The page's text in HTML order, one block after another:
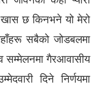
छ किनभने यो मेरो
सबैको जोडबलमा
सम्मेलनमा गैरआवासीय
दिने निर्णयमा